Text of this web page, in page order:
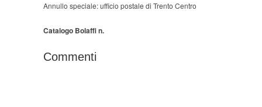
Annullo speciale: ufficio postale di Trento Centro
Catalogo Bolaffi n.
Commenti